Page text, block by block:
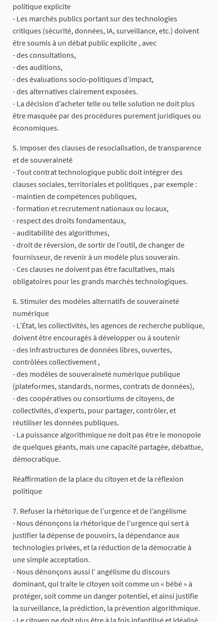
politique explicite
- Les marchés publics portant sur des technologies
critiques (sécurité, données, IA, surveillance, etc.) doivent
être soumis à un débat public explicite , avec
- des consultations,
- des auditions,
- des évaluations socio‑politiques d’impact,
- des alternatives clairement exposées.
- La décision d’acheter telle ou telle solution ne doit plus
être masquée par des procédures purement juridiques ou
économiques.
5. Imposer des clauses de resocialisation, de transparence
et de souveraineté
- Tout contrat technologique public doit intégrer des
clauses sociales, territoriales et politiques , par exemple :
- maintien de compétences publiques,
- formation et recrutement nationaux ou locaux,
- respect des droits fondamentaux,
- auditabilité des algorithmes,
- droit de réversion, de sortir de l’outil, de changer de
fournisseur, de revenir à un modèle plus souverain.
- Ces clauses ne doivent pas être facultatives, mais
obligatoires pour les grands marchés technologiques.
6. Stimuler des modèles alternatifs de souveraineté
numérique
- L’État, les collectivités, les agences de recherche publique,
doivent être encouragés à développer ou à soutenir
- des infrastructures de données libres, ouvertes,
contrôlées collectivement ,
- des modèles de souveraineté numérique publique
(plateformes, standards, normes, contrats de données),
- des coopératives ou consortiums de citoyens, de
collectivités, d’experts, pour partager, contrôler, et
réutiliser les données publiques.
- La puissance algorithmique ne doit pas être le monopole
de quelques géants, mais une capacité partagée, débattue,
démocratique.
Réaffirmation de la place du citoyen et de la réflexion
politique
7. Refuser la rhétorique de l’urgence et de l’angélisme
- Nous dénonçons la rhétorique de l’urgence qui sert à
justifier la dépense de pouvoirs, la dépendance aux
technologies privées, et la réduction de la démocratie à
une simple acceptation.
- Nous dénonçons aussi l’ angélisme du discours
dominant, qui traite le citoyen soit comme un « bébé » à
protéger, soit comme un danger potentiel, et ainsi justifie
la surveillance, la prédiction, la prévention algorithmique.